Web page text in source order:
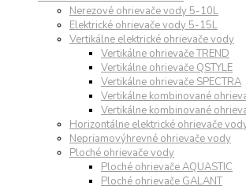
Nerezové ohrievače vody 5-10L
Elektrické ohrievače vody 5-15L
Vertikálne elektrické ohrievače vody
Vertikálne ohrievače TREND
Vertikálne ohrievače QSTYLE
Vertikálne ohrievače SPECTRA
Vertikálne kombinované
Vertikálne kombinované
Horizontálne elektrické ohrievače
Nepriamovýhrevné ohrievače vody
Ploché ohrievače vody
Ploché ohrievače AQUASTIC
Ploché ohrievače GALANT